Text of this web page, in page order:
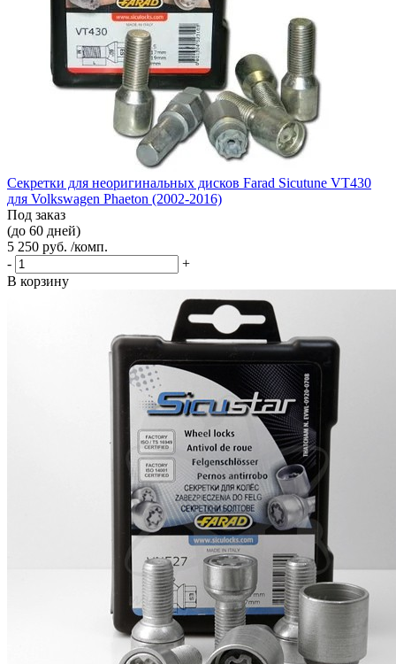
Секретки для неоригинальных дисков Farad Sicutune VT430
для Volkswagen Phaeton (2002-2016)
Под заказ
(до 60 дней)
5 250 руб. /комп.
-
+
В корзину